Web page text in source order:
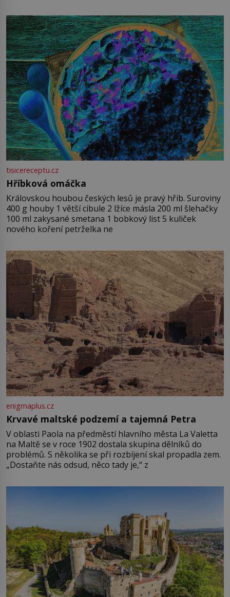
tisicereceptu.cz
Hříbková omáčka
Královskou houbou českých lesů je pravý hřib. Suroviny
400 g houby 1 větší cibule 2 lžíce másla 200 ml šlehačky
100 ml zakysané smetana 1 bobkový list 5 kuliček
nového koření petrželka ne
enigmaplus.cz
Krvavé maltské podzemí a tajemná Petra
V oblasti Paola na předměstí hlavního města La Valetta
na Maltě se v roce 1902 dostala skupina dělníků do
problémů. S několika se při rozbíjení skal propadla zem.
„Dostaňte nás odsud, něco tady je,“ z